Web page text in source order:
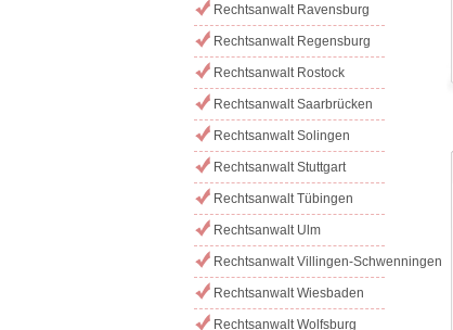
Rechtsanwalt Ravensburg
Rechtsanwalt Regensburg
Rechtsanwalt Rostock
Rechtsanwalt Saarbrücken
Rechtsanwalt Solingen
Rechtsanwalt Stuttgart
Rechtsanwalt Tübingen
Rechtsanwalt Ulm
Rechtsanwalt Villingen-Schwenningen
Rechtsanwalt Wiesbaden
Rechtsanwalt Wolfsburg